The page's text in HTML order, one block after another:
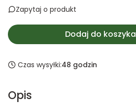
Zapytaj o produkt
Dodaj do koszyka
Czas wysyłki:48 godzin
Opis